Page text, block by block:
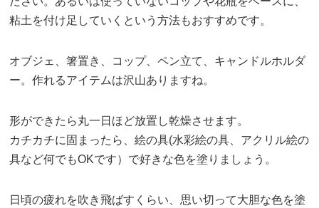
粘土を付け足していくという方法もおすすめです。
オブジェ、箸置き、コップ、ペン立て、キャンドルホルダ
ー。作れるアイテムは沢山ありますね。
形ができたら丸一日ほど放置し乾燥させます。
カチカチに固まったら、絵の具(水彩絵の具、アクリル絵の
具など何でもOKです）で好きな色を塗りましょう。
日頃の疲れを吹き飛ばすくらい、思い切って大胆な色を塗